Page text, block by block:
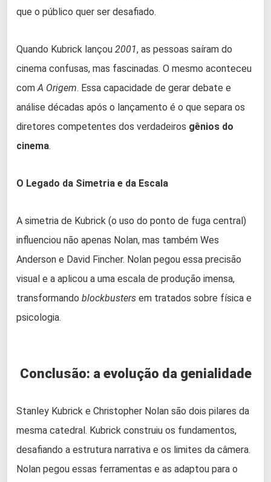
que o público quer ser desafiado.
Quando Kubrick lançou 2001, as pessoas saíram do
cinema confusas, mas fascinadas. O mesmo aconteceu
comA Origem. Essa capacidade de gerar debate e
análise décadas após o lançamento é o que separa os
diretores competentes dos verdadeiros gênios do
cinema.
O Legado da Simetria e da Escala
A simetria de Kubrick (o uso do ponto de fuga central)
influenciou não apenas Nolan, mas também Wes
Anderson e David Fincher. Nolan pegou essa precisão
visual e a aplicou a uma escala de produção imensa,
transformando blockbusters em tratados sobre física e
psicologia.
Conclusão: a evolução da genialidade
Stanley Kubrick e Christopher Nolan são dois pilares da
mesma catedral. Kubrick construiu os fundamentos,
desafiando a estrutura narrativa e os limites da câmera.
Nolan pegou essas ferramentas e as adaptou para o